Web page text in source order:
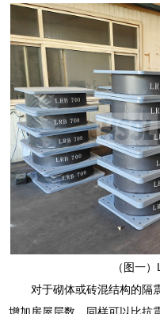
（图一
对于砌体或砖混结构的隔
增加房屋层数，同样可以比抗